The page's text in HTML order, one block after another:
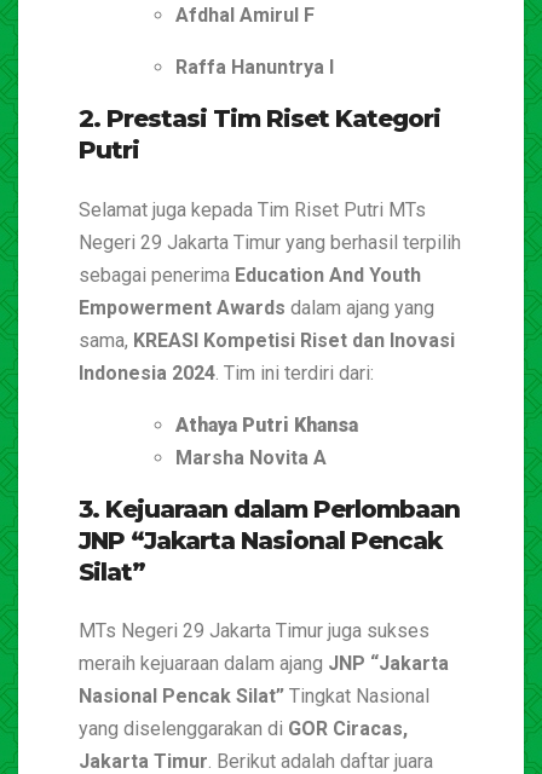
Afdhal Amirul F
Raffa Hanuntrya I
2. Prestasi Tim Riset Kategori
Putri
Selamat juga kepada Tim Riset Putri MTs
Negeri 29 Jakarta Timur yang berhasil terpilih
sebagai penerima Education And Youth
Empowerment Awards dalam ajang yang
sama, KREASI Kompetisi Riset dan Inovasi
Indonesia 2024 . Tim ini terdiri dari:
Athaya Putri Khansa
Marsha Novita A
3. Kejuaraan dalam Perlombaan
JNP “Jakarta Nasional Pencak
Silat”
MTs Negeri 29 Jakarta Timur juga sukses
meraih kejuaraan dalam ajang JNP “Jakarta
Nasional Pencak Silat” Tingkat Nasional
yang diselenggarakan di GOR Ciracas,
Jakarta Timur. Berikut adalah daftar juara